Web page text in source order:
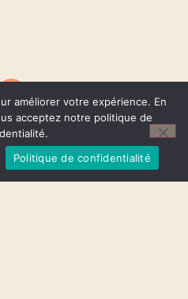
améliorer votre expérience. En
acceptez notre politique de
Politique de confidentialité